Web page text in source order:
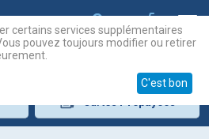
certains services supplémentaires
pouvez toujours modifier ou retirer
C'est bon